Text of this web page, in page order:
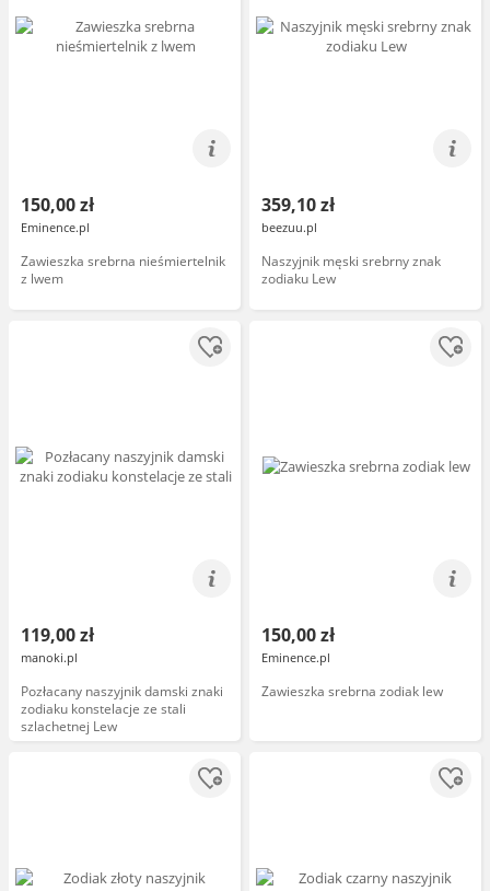
150,00 zł
Eminence.pl
Zawieszka srebrna nieśmiertelnik
z lwem
359,10 zł
beezuu.pl
Naszyjnik męski srebrny znak
zodiaku Lew
119,00 zł
manoki.pl
Pozłacany naszyjnik damski znaki
zodiaku konstelacje ze stali
szlachetnej Lew
150,00 zł
Eminence.pl
Zawieszka srebrna zodiak lew